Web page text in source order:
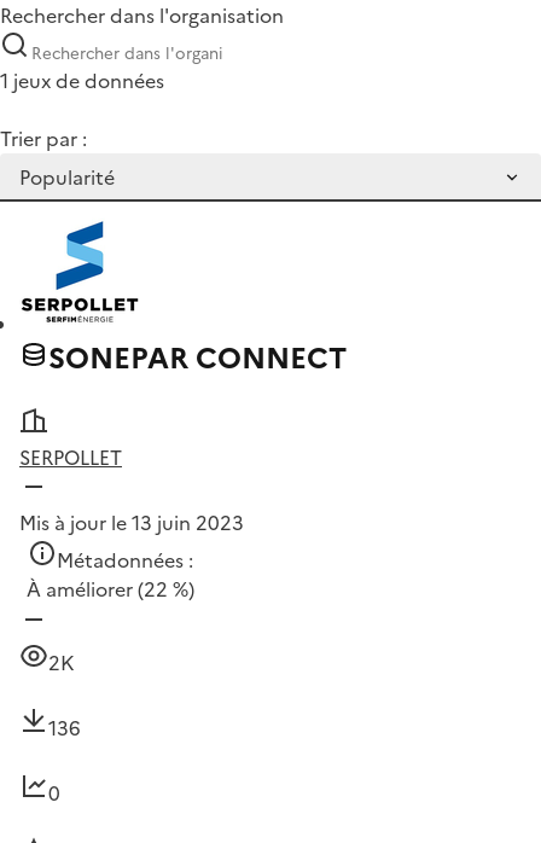
Rechercher dans l'organisation
1 jeux de données
Trier par :
SONEPAR CONNECT
SERPOLLET
Mis à jour le 13 juin 2023
Métadonnées :
À améliorer(22 %)
2K
136
0